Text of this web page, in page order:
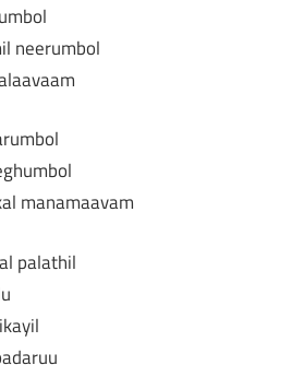
neerumbol
manamaavam
palathil